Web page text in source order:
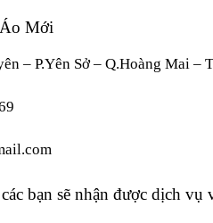
Mới
– P.Yên Sở – Q.Hoàng Mai –
bạn sẽ nhận được dịch vụ